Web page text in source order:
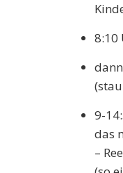
8:10
9-
das
–